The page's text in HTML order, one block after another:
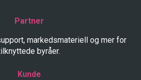
Partner
markedsmateriell og mer for
byråer.
Kunde